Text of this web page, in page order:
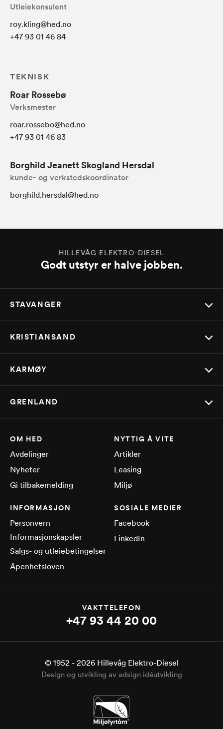
Utleiekonsulent
roy.kling@hed.no
+47 93 01 46 84
TEKNISK
Roar Rossebø
Verksmester
roar.rossebo@hed.no
+47 93 01 46 83
Borghild Jeanett Skogland Hersdal
kunde- og verkstedskoordinator
borghild.hersdal@hed.no
HILLEVÅG ELEKTRO-DIESEL
Godt utstyr er halve jobben.
STAVANGER
KRISTIANSAND
KARMØY
GRENLAND
OM HED
Avdelinger
Nyheter
Gi tilbakemelding
NYTTIG Å VITE
Artikler
Leasing
Miljø
INFORMASJON
Personvern
Informasjonskapsler
Salgs- og utleiebetingelser
Åpenhetsloven
SOSIALE MEDIER
Facebook
LinkedIn
VAKTTELEFON
+47 93 44 20 00
© 1952 - 2026Hillevåg Elektro-Diesel
Design og utvikling av adsign idéutvikling